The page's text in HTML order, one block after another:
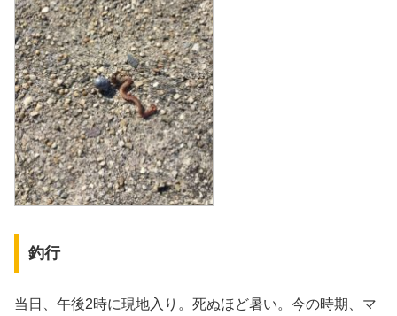
釣行
当日、午後2時に現地入り。死ぬほど暑い。今の時期、マ